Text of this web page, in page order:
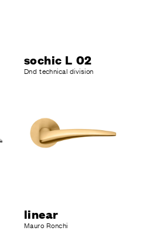
sochic L 02
Dnd technical division
linear
Mauro Ronchi